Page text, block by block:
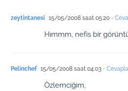
zeytintanesi 15/05/2008 saat 05:20 -
Hımmm, nefis bir
Pelinchef 15/05/2008 saat 04:03 - Cevapla
Özlemciğim,